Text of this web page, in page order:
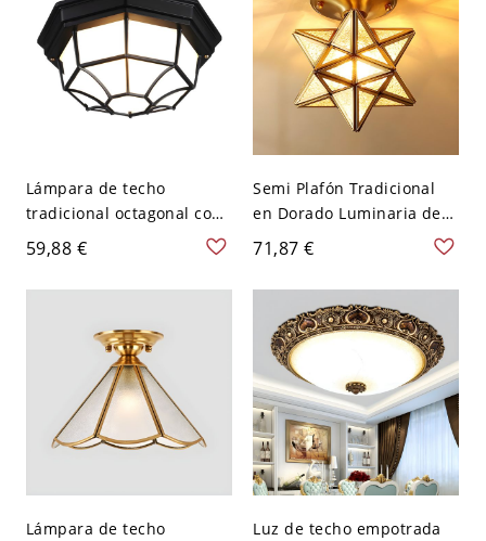
Lámpara de techo
tradicional octagonal con
pantalla de vidrio - 110 A
120 V Negro 22,86 cm
59,88 €
Semi Plafón Tradicional
en Dorado Luminaria de
Techo de Metal de Estrella
para Corredor - Dorado
110 A 120 V Vidrio
escarchado 20,32 cm
71,87 €
Lámpara de techo
Luz de techo empotrada